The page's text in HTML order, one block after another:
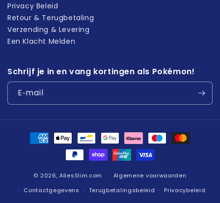
Privacy Beleid
Retour & Terugbetaling
Verzending & Levering
Een Klacht Melden
Schrijf je in en vang kortingen als Pokémon!
E‑mail
Betaalmethoden
© 2026,AllesSlim.com
Algemene voorwaarden
Contactgegevens
Terugbetalingsbeleid
Privacybeleid